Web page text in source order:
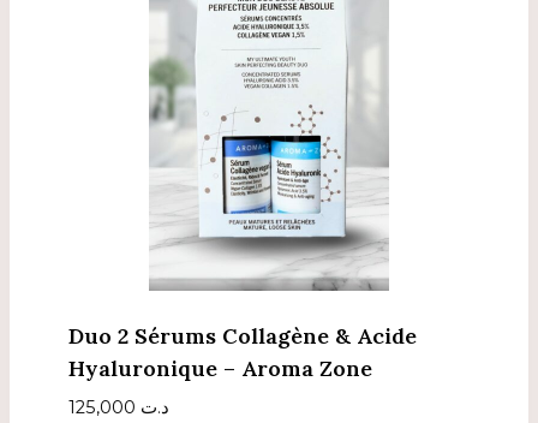
Duo 2 Sérums Collagène & Acide
Hyaluronique – Aroma Zone
د.ت